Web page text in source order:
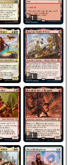
1
1
1